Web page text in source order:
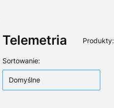
Telemetria Produkty:
Lista produktów
Sortowanie:
Domyślne